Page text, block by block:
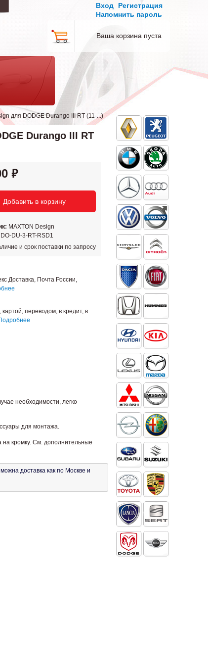
Вход
Регистрация
Напомнить пароль
Ваша корзина пуста
для DODGE Durango III RT (11-...)
Durango III RT
MAXTON Design
DO-DU-3-RT-RSD1
и срок поставки по запросу
Доставка, Почта России,
переводом, в кредит, в
необходимости, легко
для монтажа.
на кромку. См. дополнительные
доставка как по Москве и